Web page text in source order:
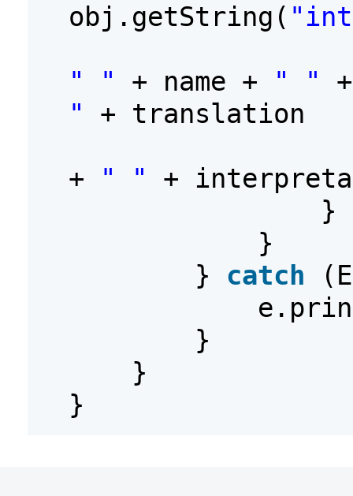
obj.getString(
" " + name + " "
"
+ translation
+ " "
+
}
}
} catch
}
}
}